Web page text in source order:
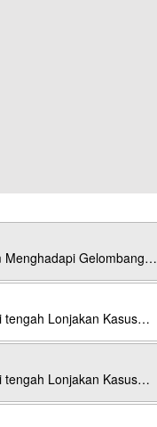
Menghadapi Gelombang…
tengah Lonjakan Kasus…
tengah Lonjakan Kasus…